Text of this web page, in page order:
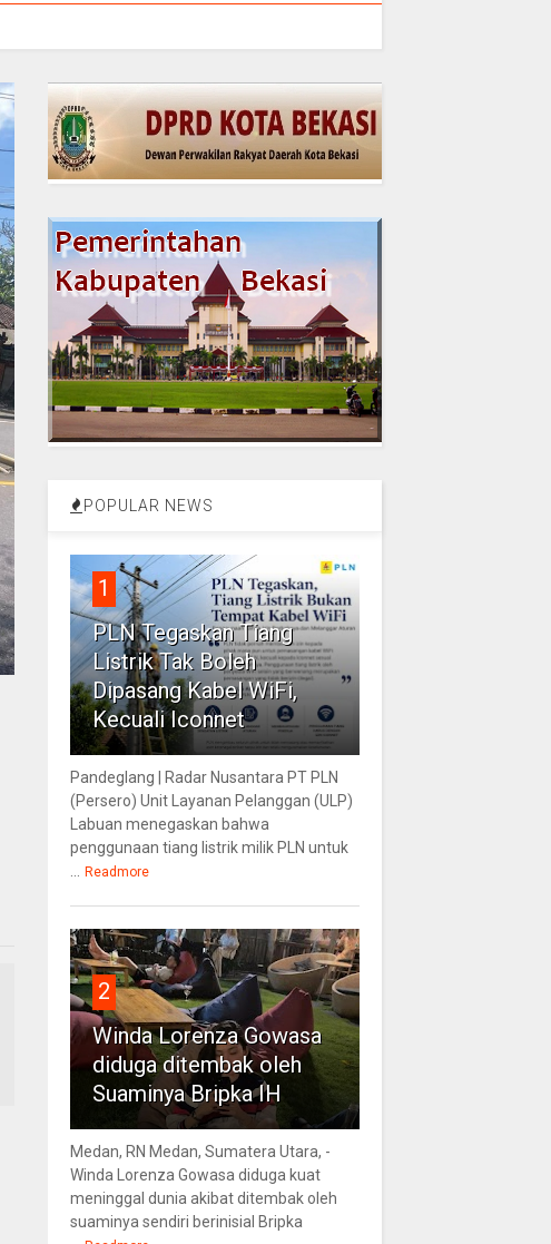
POPULAR NEWS
1
PLN Tegaskan Tiang
Listrik Tak Boleh
Dipasang Kabel WiFi,
Kecuali Iconnet
Pandeglang | Radar Nusantara PT PLN
(Persero) Unit Layanan Pelanggan (ULP)
Labuan menegaskan bahwa
penggunaan tiang listrik milik PLN untuk
Readmore
2
Winda Lorenza Gowasa
diduga ditembak oleh
Suaminya Bripka IH
Medan, RN Medan, Sumatera Utara, -
Winda Lorenza Gowasa diduga kuat
meninggal dunia akibat ditembak oleh
suaminya sendiri berinisial Bripka